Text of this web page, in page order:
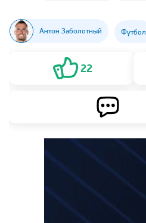
Антон Заболотный Футбол
ФК СКА (Ростов-на-Дону)
22